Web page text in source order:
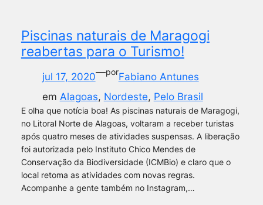
Piscinas naturais de Maragogi
reabertas para o Turismo!
jul 17, 2020—porFabiano Antunes
em Alagoas, Nordeste, Pelo Brasil
E olha que notícia boa! As piscinas naturais de Maragogi,
no Litoral Norte de Alagoas, voltaram a receber turistas
após quatro meses de atividades suspensas. A liberação
foi autorizada pelo Instituto Chico Mendes de
Conservação da Biodiversidade (ICMBio) e claro que o
local retoma as atividades com novas regras.
Acompanhe a gente também no Instagram,…